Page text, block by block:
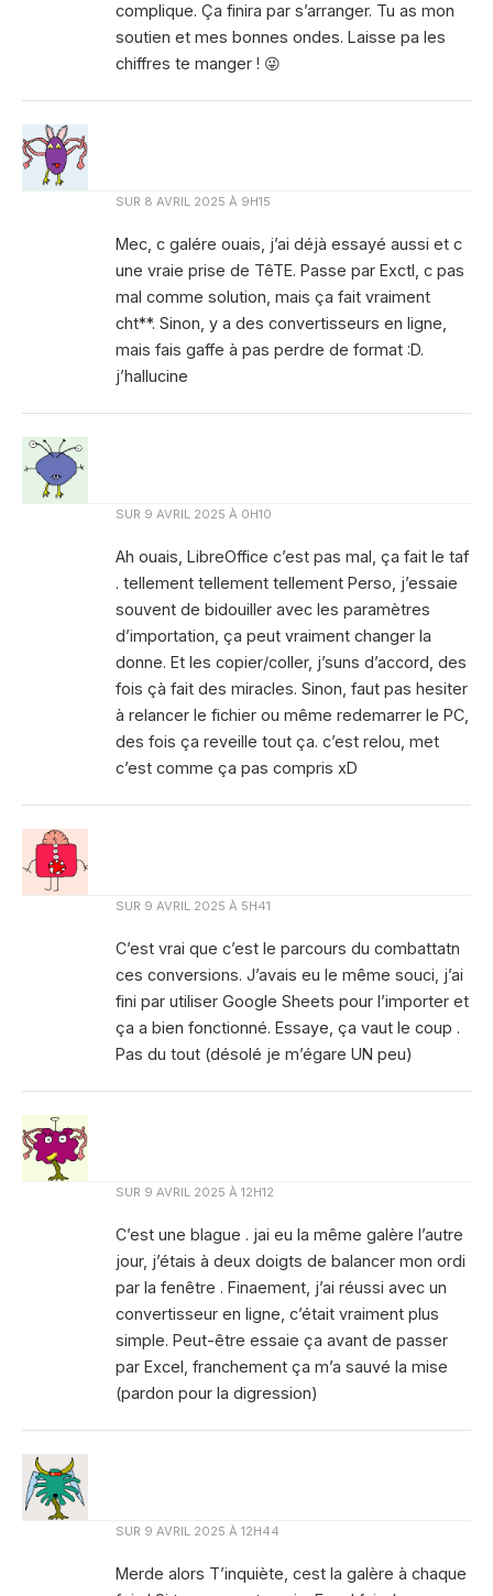
complique. Ça finira par s’arranger. Tu as mon
soutien et mes bonnes ondes. Laisse pa les
chiffres te manger ! 😜
SUR 8 AVRIL 2025 À 9H15
Mec, c galére ouais, j’ai déjà essayé aussi et c
une vraie prise de TêTE. Passe par Exctl, c pas
mal comme solution, mais ça fait vraiment
cht**. Sinon, y a des convertisseurs en ligne,
mais fais gaffe à pas perdre de format :D.
j’hallucine
SUR 9 AVRIL 2025 À 0H10
Ah ouais, LibreOffice c’est pas mal, ça fait le taf
. tellement tellement tellement Perso, j’essaie
souvent de bidouiller avec les paramètres
d’importation, ça peut vraiment changer la
donne. Et les copier/coller, j’suns d’accord, des
fois çà fait des miracles. Sinon, faut pas hesiter
à relancer le fichier ou même redemarrer le PC,
des fois ça reveille tout ça. c’est relou, met
c’est comme ça pas compris xD
SUR 9 AVRIL 2025 À 5H41
C’est vrai que c’est le parcours du combattatn
ces conversions. J’avais eu le même souci, j’ai
fini par utiliser Google Sheets pour l’importer et
ça a bien fonctionné. Essaye, ça vaut le coup .
Pas du tout (désolé je m’égare UN peu)
SUR 9 AVRIL 2025 À 12H12
C’est une blague . jai eu la même galère l’autre
jour, j’étais à deux doigts de balancer mon ordi
par la fenêtre . Finaement, j’ai réussi avec un
convertisseur en ligne, c’était vraiment plus
simple. Peut-être essaie ça avant de passer
par Excel, franchement ça m’a sauvé la mise
(pardon pour la digression)
SUR 9 AVRIL 2025 À 12H44
Merde alors T’inquiète, cest la galère à chaque